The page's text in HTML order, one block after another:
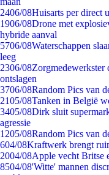
2406/08Huisarts per direct
1906/08Drone met
hybride aanval
5706/08Waterschappen
leeg
2306/08Zorgmedewerkster
ontslagen
3706/08Random Pics van
2105/08Tanken in België
3405/08Dirk sluit
agressie
1205/08Random Pics van
604/08Kraftwerk brengt
2004/08Apple vecht Britse
8504/08'Witte' mannen